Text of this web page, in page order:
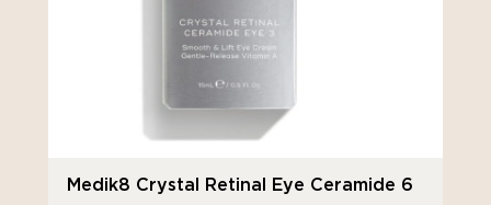
Medik8 Crystal Retinal Eye Ceramide 6